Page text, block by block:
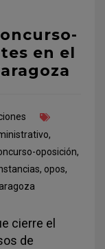
en el
,
oposición,
, opos,
cierre el
de